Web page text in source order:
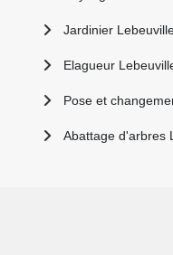
Jardinier
Elagueur
Pose et
Abattage d'arbres